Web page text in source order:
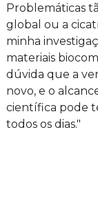
Problemáticas
global ou a
minha
materiais
dúvida que a
novo, e o
científica pode
todos os dias."